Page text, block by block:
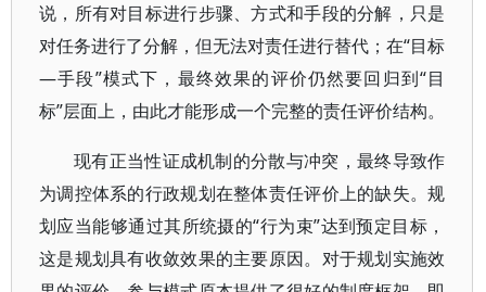
说，所有对目标进行步骤、方式和手段的分解，只是
对任务进行了分解，但无法对责任进行替代；在“目标
—手段”模式下，最终效果的评价仍然要回归到“目
标”层面上，由此才能形成一个完整的责任评价结构。
现有正当性证成机制的分散与冲突，最终导致作
为调控体系的行政规划在整体责任评价上的缺失。规
划应当能够通过其所统摄的“行为束”达到预定目标，
这是规划具有收敛效果的主要原因。对于规划实施效